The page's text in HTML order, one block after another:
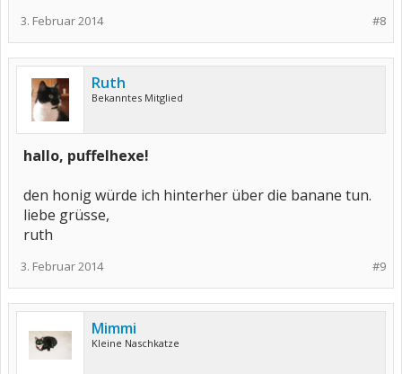
#8
3. Februar 2014
Ruth
Bekanntes Mitglied
hallo, puffelhexe!
den honig würde ich hinterher über die banane tun.
liebe grüsse,
ruth
#9
3. Februar 2014
Mimmi
Kleine Naschkatze